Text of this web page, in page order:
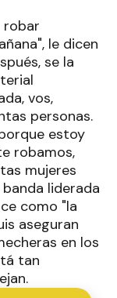
robar
le dicen
se la
vos,
personas.
estoy
robamos,
mujeres
liderada
como "la
aseguran
en los
tan